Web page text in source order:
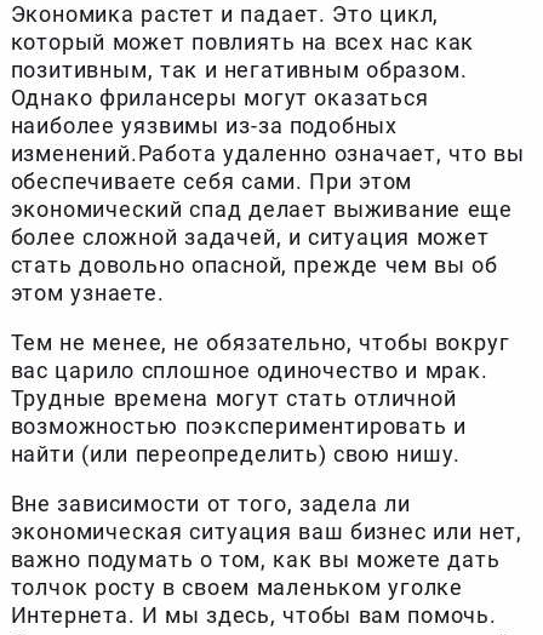
Экономика растет и падает. Это цикл,
который может повлиять на всех нас как
позитивным, так и негативным образом.
Однако фрилансеры могут оказаться
наиболее уязвимы из-за подобных
изменений.Работа удаленно означает, что вы
обеспечиваете себя сами. При этом
экономический спад делает выживание еще
более сложной задачей, и ситуация может
стать довольно опасной, прежде чем вы об
этом узнаете.
Тем не менее, не обязательно, чтобы вокруг
вас царило сплошное одиночество и мрак.
Трудные времена могут стать отличной
возможностью поэкспериментировать и
найти (или переопределить) свою нишу.
Вне зависимости от того, задела ли
экономическая ситуация ваш бизнес или нет,
важно подумать о том, как вы можете дать
толчок росту в своем маленьком уголке
Интернета. И мы здесь, чтобы вам помочь.